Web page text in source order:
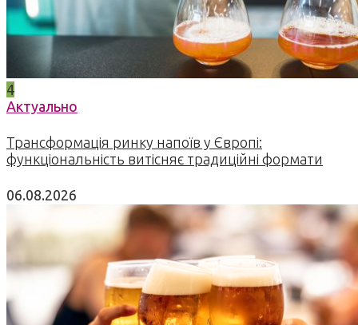
4
Актуально
Трансформація ринку напоїв у Європі:
функціональність витісняє традиційні формати
06.08.2026